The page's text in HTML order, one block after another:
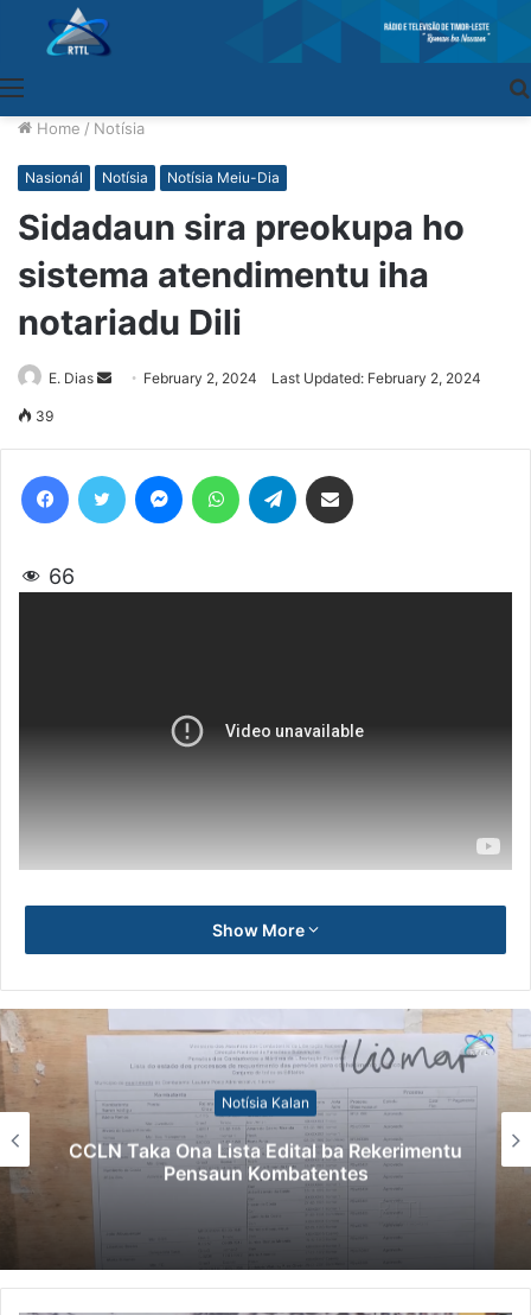
Home / Notísia
Nasionál Notísia Notísia Meiu-Dia
Sidadaun sira preokupa ho
sistema atendimentu iha
notariadu Dili
E. Dias
SendFebruary 2, 2024 Last Updated: February 2, 2024
39
66
Show More
Notísia Kalan
Ona Lista Edital ba Rekerimentu
Pensaun Kombatentes
Kazu